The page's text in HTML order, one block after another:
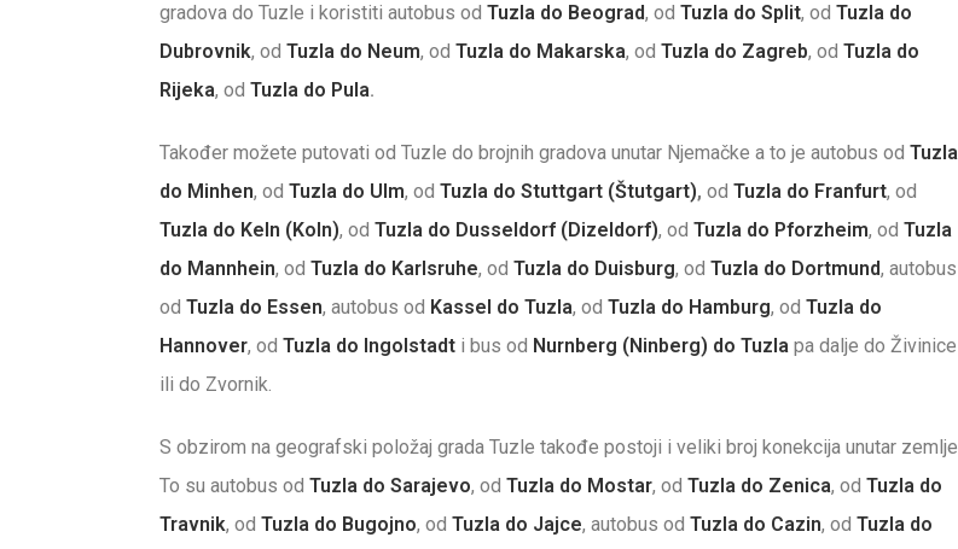
gradova do Tuzle i koristiti autobus od Tuzla do Beograd, od Tuzla do Split, od Tuzla do
Dubrovnik, od Tuzla do Neum, od Tuzla do Makarska, od Tuzla do Zagreb, od Tuzla do
Rijeka, od Tuzla do Pula.
Također možete putovati od Tuzle do brojnih gradova unutar Njemačke a to je autobus od Tuzla
do Minhen, od Tuzla do Ulm, od Tuzla do Stuttgart (Štutgart), od Tuzla do Franfurt, od
Tuzla do Keln (Koln), od Tuzla do Dusseldorf (Dizeldorf), od Tuzla do Pforzheim, od Tuzla
do Mannhein, od Tuzla do Karlsruhe, od Tuzla do Duisburg, od Tuzla do Dortmund, autobus
od Tuzla do Essen, autobus od Kassel do Tuzla, od Tuzla do Hamburg, od Tuzla do
Hannover, od Tuzla do Ingolstadt i bus od Nurnberg (Ninberg) do Tuzla pa dalje do Živinice
ili do Zvornik.
S obzirom na geografski položaj grada Tuzle takođe postoji i veliki broj konekcija unutar zemlje.
To su autobus od Tuzla do Sarajevo, od Tuzla do Mostar, od Tuzla do Zenica, od Tuzla do
Travnik, od Tuzla do Bugojno, od Tuzla do Jajce, autobus od Tuzla do Cazin, od Tuzla do